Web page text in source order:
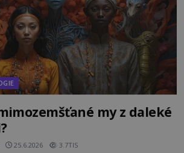
my z daleké
25.6.2026 3.7TIS